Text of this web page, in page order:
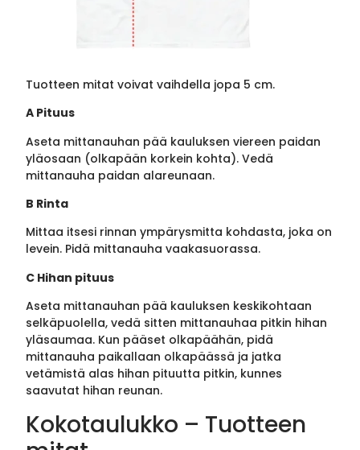
Tuotteen mitat voivat vaihdella jopa 5 cm.
A Pituus
Aseta mittanauhan pää kauluksen viereen paidan
yläosaan (olkapään korkein kohta). Vedä
mittanauha paidan alareunaan.
B Rinta
Mittaa itsesi rinnan ympärysmitta kohdasta, joka on
levein. Pidä mittanauha vaakasuorassa.
C Hihan pituus
Aseta mittanauhan pää kauluksen keskikohtaan
selkäpuolella, vedä sitten mittanauhaa pitkin hihan
yläsaumaa. Kun pääset olkapäähän, pidä
mittanauha paikallaan olkapäässä ja jatka
vetämistä alas hihan pituutta pitkin, kunnes
saavutat hihan reunan.
Kokotaulukko – Tuotteen